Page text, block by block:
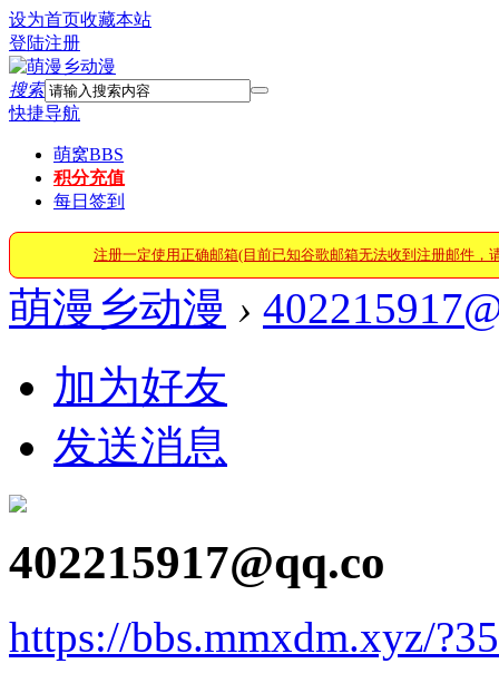
设为首页收藏本站
登陆注册
搜索
快捷导航
萌窝BBS
积分充值
每日签到
注册一定使用正确邮箱(目前已知谷歌邮箱无法收到注册邮件，
萌漫乡动漫 ›
加为好友
发送消息
402215917@qq.co
https://bbs.mmxdm.xyz/